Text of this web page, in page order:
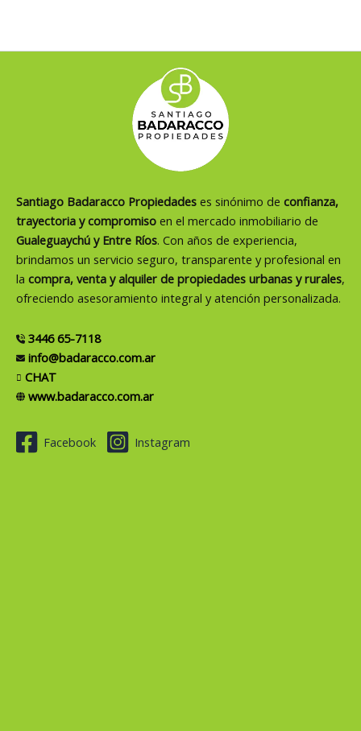
Santiago Badaracco Propiedades es sinónimo de confianza,
trayectoria y compromiso en el mercado inmobiliario de
Gualeguaychú y Entre Ríos. Con años de experiencia,
brindamos un servicio seguro, transparente y profesional en
la compra, venta y alquiler de propiedades urbanas y rurales,
ofreciendo asesoramiento integral y atención personalizada.
3446 65-7118
info@badaracco.com.ar
CHAT
www.badaracco.com.ar
Facebook Instagram